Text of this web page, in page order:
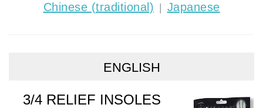
Chinese (traditional) Japanese
ENGLISH
3/4 RELIEF INSOLES